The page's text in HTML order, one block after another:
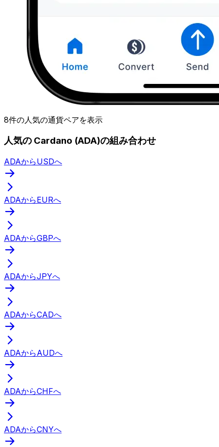
8件の人気の通貨ペアを表示
人気の Cardano (ADA)の組み合わせ
ADAからUSDへ
ADAからEURへ
ADAからGBPへ
ADAからJPYへ
ADAからCADへ
ADAからAUDへ
ADAからCHFへ
ADAからCNYへ